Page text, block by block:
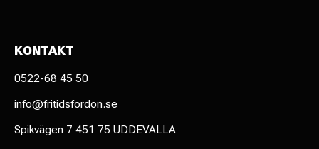
KONTAKT
0522-68 45 50
info@fritidsfordon.se
Spikvägen 7 451 75 UDDEVALLA